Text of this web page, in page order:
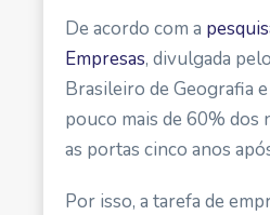
De acordo com a
Empresas, divulgada
Brasileiro de Geografia
pouco mais de 60% dos
as portas cinco anos
Por isso, a tarefa de